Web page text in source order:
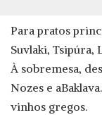
Para pratos
Suvlaki, Tsipúra,
À sobremesa,
Nozes e
vinhos gregos.